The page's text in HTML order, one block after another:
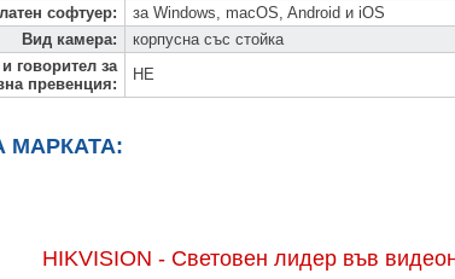
софтуер:
за Windows, macOS, Android и iOS
Вид камера:
корпусна със стойка
говорител за
превенция:
НЕ
МАРКАТА:
HIKVISION - Световен лидер във